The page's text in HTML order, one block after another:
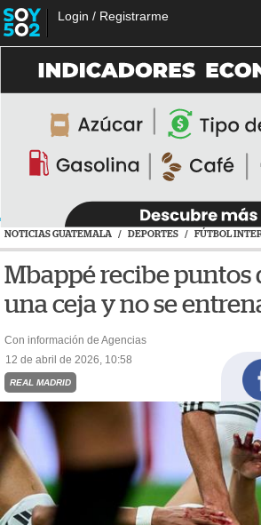
Login / Registrarme
NOTICIAS GUATEMALA / DEPORTES / FÚTBOL
Mbappé recibe puntos
una ceja y no se
Con información de Agencias
12 de abril de 2026, 10:58
REAL MADRID